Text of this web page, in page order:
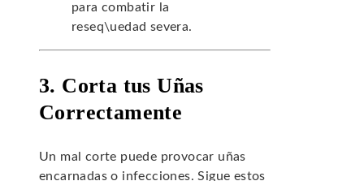
para combatir la
reseq\uedad severa.
3. Corta tus Uñas
Correctamente
Un mal corte puede provocar uñas
encarnadas o infecciones. Sigue estos